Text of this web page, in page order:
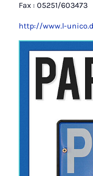
Fax : 05251/603473
http://www.l-